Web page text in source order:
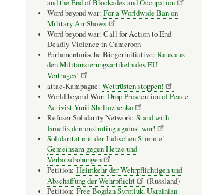
and the End of Blockades and Occupation
Word beyond war: For a Worldwide Ban on
Military Air Shows
Word beyond war: Call for Action to End
Deadly Violence in Cameroon
Parlamentarische Bürgerinitiative: Raus aus
den Militarisierungsartikeln des EU-
Vertrages!
attac-Kampagne: Wettrüsten stoppen!
World beyond War: Drop Prosecution of Peace
Activist Yurii Sheliazhenko
Refuser Solidarity Network: Stand with
Israelis demonstrating against war!
Solidarität mit der Jüdischen Stimme!
Gemeinsam gegen Hetze und
Verbotsdrohungen
Petition: Heimkehr der Wehrpflichtigen und
Abschaffung der Wehrpflicht
(Russland)
Petition: Free Bogdan Syrotiuk, Ukrainian